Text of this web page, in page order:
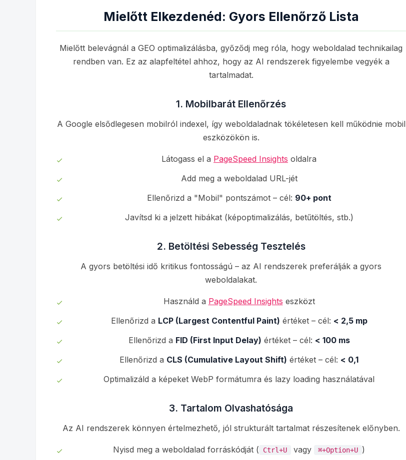
Mielőtt Elkezdenéd: Gyors Ellenőrző Lista
Mielőtt belevágnál a GEO optimalizálásba, győződj meg róla, hogy weboldalad technikailag
rendben van. Ez az alapfeltétel ahhoz, hogy az AI rendszerek figyelembe vegyék a
tartalmadat.
1. Mobilbarát Ellenőrzés
A Google elsődlegesen mobilról indexel, így weboldaladnak tökéletesen kell működnie mobil
eszközökön is.
Látogass el a PageSpeed Insights oldalra
Add meg a weboldalad URL-jét
Ellenőrizd a "Mobil" pontszámot – cél: 90+ pont
Javítsd ki a jelzett hibákat (képoptimalizálás, betűtöltés, stb.)
2. Betöltési Sebesség Tesztelés
A gyors betöltési idő kritikus fontosságú – az AI rendszerek preferálják a gyors
weboldalakat.
Használd a PageSpeed Insights eszközt
Ellenőrizd a LCP (Largest Contentful Paint) értéket – cél: < 2,5 mp
Ellenőrizd a FID (First Input Delay) értéket – cél: < 100 ms
Ellenőrizd a CLS (Cumulative Layout Shift) értéket – cél: < 0,1
Optimalizáld a képeket WebP formátumra és lazy loading használatával
3. Tartalom Olvashatósága
Az AI rendszerek könnyen értelmezhető, jól strukturált tartalmat részesítenek előnyben.
Nyisd meg a weboldalad forráskódját ( Ctrl+U vagy ⌘+Option+U )